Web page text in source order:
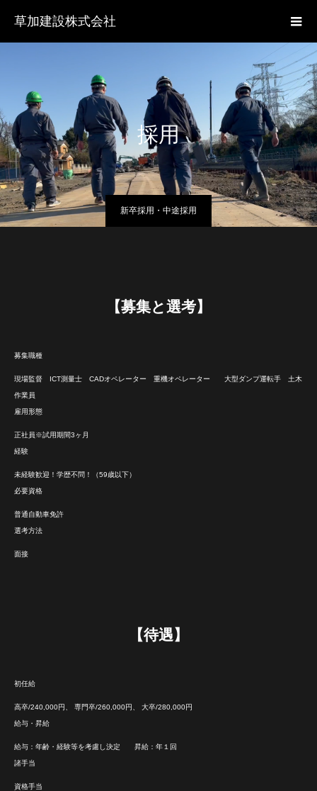
草加建設株式会社
採用
新卒採用・中途採用
【募集と選考】
募集職種
現場監督 ICT測量士 CADオペレーター 重機オペレーター 大型ダンプ運転手 土木
作業員
雇用形態
正社員※試用期間3ヶ月
経験
未経験歓迎！学歴不問！（59歳以下）
必要資格
普通自動車免許
選考方法
面接
【待遇】
初任給
高卒/240,000円、 専門卒/260,000円、 大卒/280,000円
給与・昇給
給与：年齢・経験等を考慮し決定 昇給：年１回
諸手当
資格手当